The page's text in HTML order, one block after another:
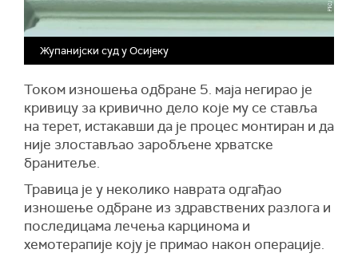
Жупанијски суд у Осијеку
Током изношења одбране 5. маја негирао је
кривицу за кривично дело које му се ставља
на терет, истакавши да је процес монтиран и да
није злостављао заробљене хрватске
бранитеље.
Травица је у неколико наврата одгађао
изношење одбране из здравствених разлога и
последицама лечења карцинома и
хемотерапије коју је примао након операције.